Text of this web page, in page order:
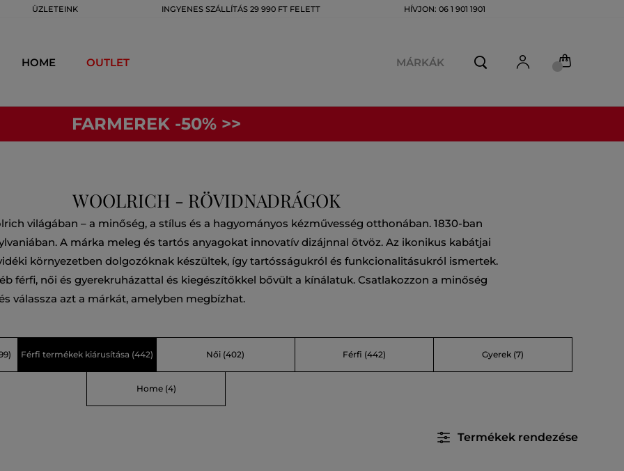
ÜZLETEINK INGYENES SZÁLLÍTÁS 29 990 FT FELETT HÍVJON: 06 1 901 1901
HOME OUTLET MÁRKÁK
FARMEREK -50% >>
WOOLRICH - RÖVIDNADRÁGOK
világában – a minőség, a stílus és a hagyományos kézművesség otthonában. 1830-ban
A márka meleg és tartós anyagokat innovatív dizájnnal ötvöz. Az ikonikus kabátjai
környezetben dolgozóknak készültek, így tartósságukról és funkcionalitásukról ismertek.
férfi, női és gyerekruházattal és kiegészítőkkel bővült a kínálatuk. Csatlakozzon a minőség
válassza azt a márkát, amelyben megbízhat.
Férfi termékek kiárusítása (442) Női (402) Férfi (442) Gyerek(7)
Home(4)
Termékek rendezése